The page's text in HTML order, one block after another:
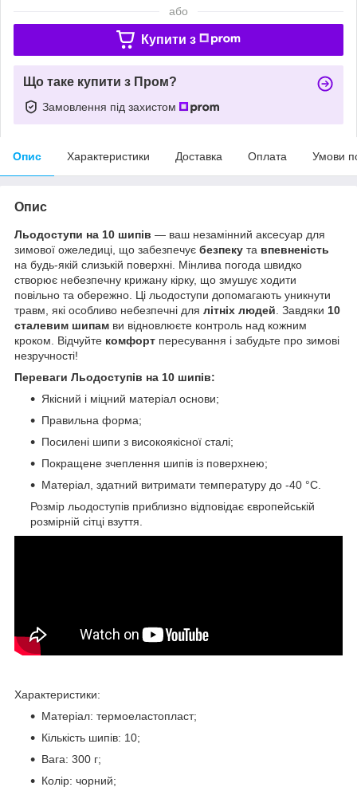
або
Купити з
Що таке купити з Пром?
Замовлення під захистом
Опис Характеристики Доставка Оплата Умови
Опис
Льодоступи на 10 шипів — ваш незамінний аксесуар для
зимової ожеледиці, що забезпечує безпеку та впевненість
на будь-якій слизькій поверхні. Мінлива погода швидко
створює небезпечну крижану кірку, що змушує ходити
повільно та обережно. Ці льодоступи допомагають уникнути
травм, які особливо небезпечні для літніх людей . Завдяки 10
сталевим шипам ви відновлюєте контроль над кожним
кроком. Відчуйте комфорт пересування і забудьте про зимові
незручності!
Переваги Льодоступів на 10 шипів:
Якісний і міцний матеріал основи;
Правильна форма;
Посилені шипи з високоякісної сталі;
Покращене зчеплення шипів із поверхнею;
Матеріал, здатний витримати температуру до -40 °C.
Розмір льодоступів приблизно відповідає європейській
розмірній сітці взуття.
Характеристики:
Матеріал: термоеластопласт;
Кількість шипів: 10;
Вага: 300 г;
Колір: чорний;